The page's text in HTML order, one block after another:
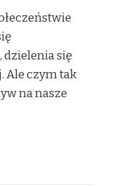
się
Ale czym tak
na nasze